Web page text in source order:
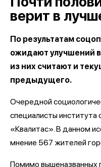
верит в
По результатам
ожидают улучшений
из них считают и
предыдущего.
Очередной
специалисты
«Квалитас». В данном
мнение 567 жителей
Помимо вышеназванных